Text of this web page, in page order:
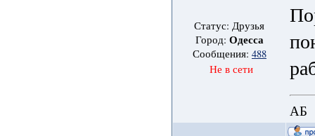
Статус: Друзья
Город: Одесса
Сообщения: 488
Не в сети
АБ